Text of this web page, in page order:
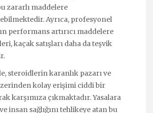
zararlı maddelere
Ayrıca, profesyonel
performans artırıcı maddelere
kaçak satışları daha da teşvik
steroidlerin karanlık pazarı ve
kolay erişimi ciddi bir
karşımıza çıkmaktadır. Yasalara
insan sağlığını tehlikeye atan bu